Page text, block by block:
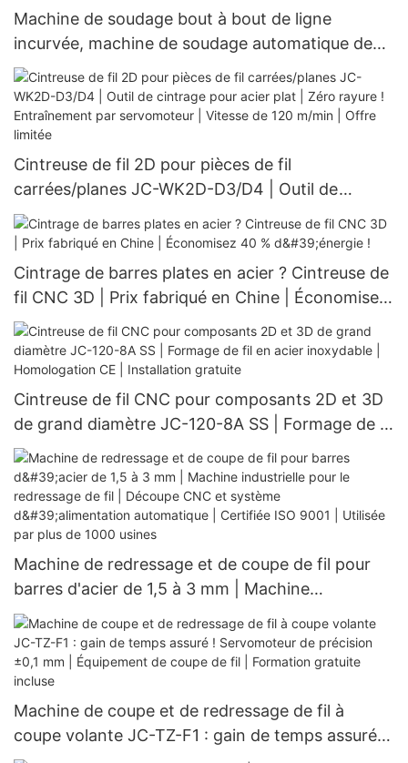
Machine de soudage bout à bout de ligne
incurvée, machine de soudage automatique de
tuyaux
Cintreuse de fil 2D pour pièces de fil
carrées/planes JC-WK2D-D3/D4 | Outil de
cintrage pour acier plat | Zéro rayure !
Entraînement par servomoteur | Vitesse de 120
m/min | Offre limitée
Cintrage de barres plates en acier ? Cintreuse de
fil CNC 3D | Prix fabriqué en Chine | Économisez
40 % d'énergie !
Cintreuse de fil CNC pour composants 2D et 3D
de grand diamètre JC-120-8A SS | Formage de fil
en acier inoxydable | Homologation CE |
Installation gratuite
Machine de redressage et de coupe de fil pour
barres d'acier de 1,5 à 3 mm | Machine
industrielle pour le redressage de fil | Découpe
CNC et système d'alimentation automatique |
Certifiée ISO 9001 | Utilisée par plus de 1000
usines
Machine de coupe et de redressage de fil à
coupe volante JC-TZ-F1 : gain de temps assuré !